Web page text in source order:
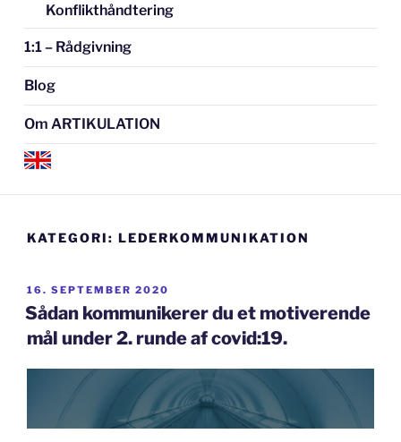
Konflikthåndtering
1:1 – Rådgivning
Blog
Om ARTIKULATION
KATEGORI: LEDERKOMMUNIKATION
UDGIVET
DEN
16. SEPTEMBER 2020
Sådan kommunikerer du et motiverende
mål under 2. runde af covid:19.